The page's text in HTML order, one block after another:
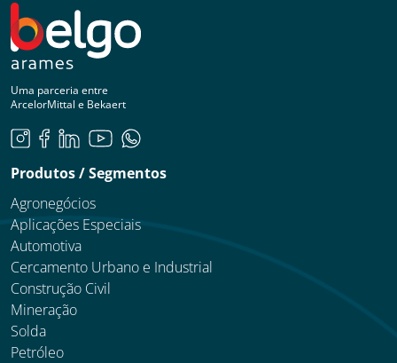
Uma parceria entre
ArcelorMittal e Bekaert
Produtos / Segmentos
Agronegócios
Aplicações Especiais
Automotiva
Cercamento Urbano e Industrial
Construção Civil
Mineração
Solda
Petróleo